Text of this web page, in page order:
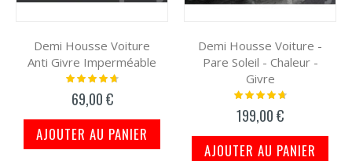
Demi Housse Voiture
Anti Givre Imperméable
Notation:
69,00 €
AJOUTER AU PANIER
Demi Housse Voiture -
Pare Soleil - Chaleur -
Givre
Notation:
199,00 €
AJOUTER AU PANIER